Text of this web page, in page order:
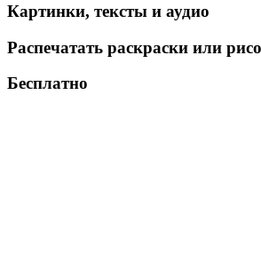
Картинки, тексты и аудио
Распечатать раскраски или
Бесплатно